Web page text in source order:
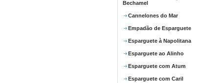
Bechamel
Cannelones do Mar
Empadão de Esparguete
Esparguete à Napolitana
Esparguete ao Alinho
Esparguete com Atum
Esparguete com Caril